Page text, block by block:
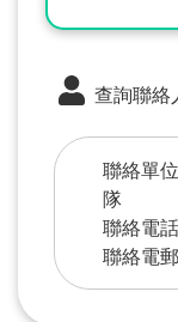
查詢聯絡
聯絡單
隊
聯絡電
聯絡電郵